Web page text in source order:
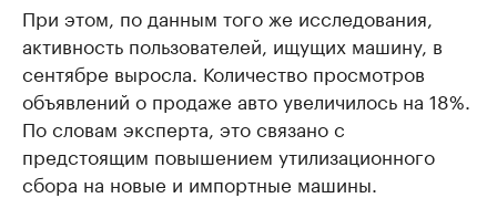
При этом, по данным того же исследования,
активность пользователей, ищущих машину, в
сентябре выросла. Количество просмотров
объявлений о продаже авто увеличилось на 18%.
По словам эксперта, это связано с
предстоящим повышением утилизационного
сбора на новые и импортные машины.